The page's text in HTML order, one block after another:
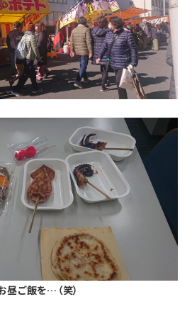
ご飯を…（笑）